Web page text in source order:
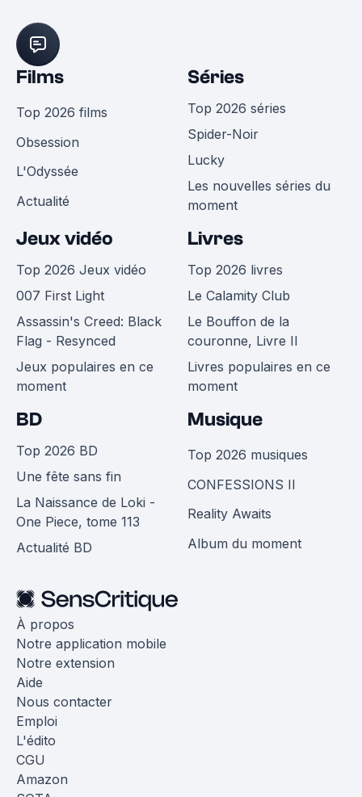
Films
Top 2026 films
Obsession
L'Odyssée
Actualité
Séries
Top 2026 séries
Spider-Noir
Lucky
Les nouvelles séries du
moment
Jeux vidéo
Top 2026 Jeux vidéo
007 First Light
Assassin's Creed: Black
Flag - Resynced
Jeux populaires en ce
moment
Livres
Top 2026 livres
Le Calamity Club
Le Bouffon de la
couronne, Livre II
Livres populaires en ce
moment
BD
Top 2026 BD
Une fête sans fin
La Naissance de Loki -
One Piece, tome 113
Actualité BD
Musique
Top 2026 musiques
CONFESSIONS II
Reality Awaits
Album du moment
À propos
Notre application mobile
Notre extension
Aide
Nous contacter
Emploi
L'édito
CGU
Amazon